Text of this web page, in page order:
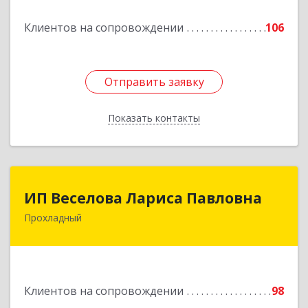
Клиентов на сопровождении 106
Отправить заявку
Показать контакты
Подробнее
Отправить заявку
Назад
ИП Веселова Лариса Павловна
Прохладный
Клиентов на сопровождении 98